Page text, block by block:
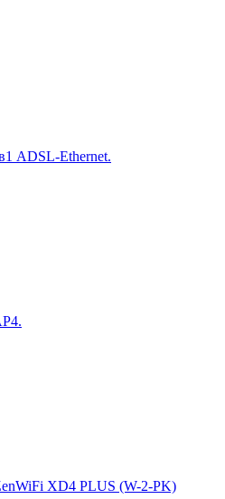
ADSL-Ethernet.
XD4 PLUS (W-2-PK)